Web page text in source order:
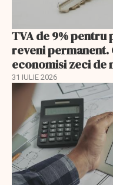
TVA de 9% pentru
reveni
economisi zeci de
31 IULIE 2026